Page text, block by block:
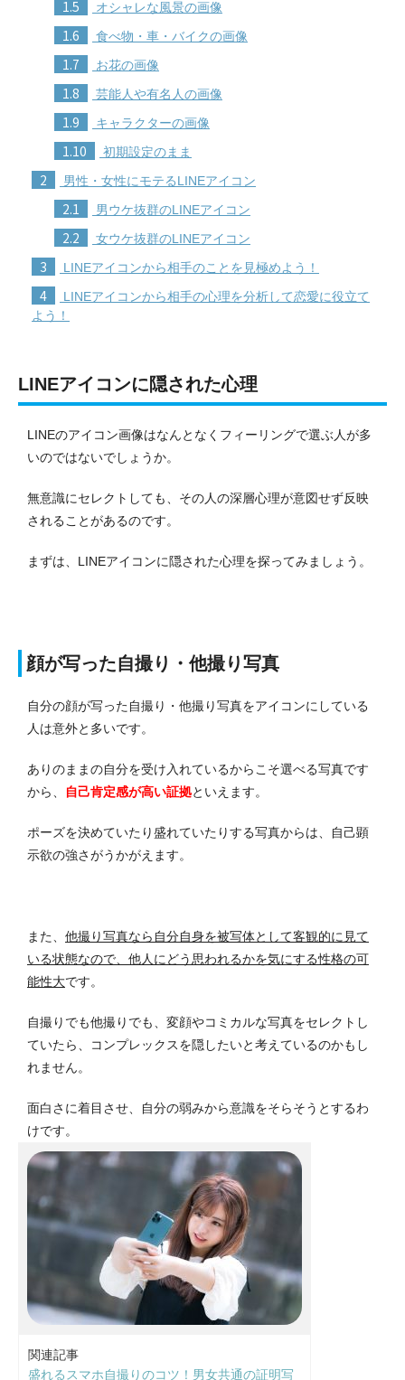
1.5 オシャレな風景の画像
1.6 食べ物・車・バイクの画像
1.7 お花の画像
1.8 芸能人や有名人の画像
1.9 キャラクターの画像
1.10 初期設定のまま
2 男性・女性にモテるLINEアイコン
2.1 男ウケ抜群のLINEアイコン
2.2 女ウケ抜群のLINEアイコン
3 LINEアイコンから相手のことを見極めよう！
4
LINEアイコンから相手の心理を分析して恋愛に役立て
よう！
LINEアイコンに隠された心理
LINEのアイコン画像はなんとなくフィーリングで選ぶ人が多
いのではないでしょうか。
無意識にセレクトしても、その人の深層心理が意図せず反映
されることがあるのです。
まずは、LINEアイコンに隠された心理を探ってみましょう。
顔が写った自撮り・他撮り写真
自分の顔が写った自撮り・他撮り写真をアイコンにしている
人は意外と多いです。
ありのままの自分を受け入れているからこそ選べる写真です
から、
自己肯定感が高い証拠といえます。
ポーズを決めていたり盛れていたりする写真からは、自己顕
示欲の強さがうかがえます。
また、 他撮り写真なら自分自身を被写体として客観的に見て
いる状態なので、他人にどう思われるかを気にする性格の可
能性大です。
自撮りでも他撮りでも、変顔やコミカルな写真をセレクトし
ていたら、コンプレックスを隠したいと考えているのかもし
れません。
面白さに着目させ、自分の弱みから意識をそらそうとするわ
けです。
関連記事
盛れるスマホ自撮りのコツ！男女共通の証明写